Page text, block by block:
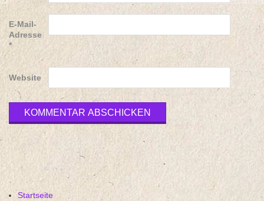
E-Mail-
Adresse
*
Website
Startseite